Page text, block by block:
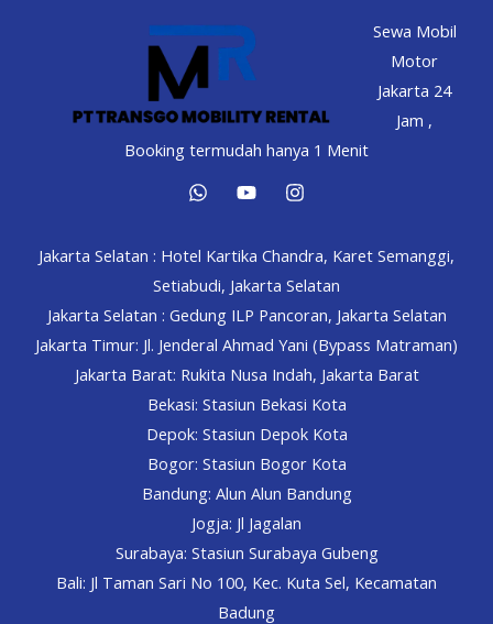
Sewa Mobil
Motor
Jakarta 24
Jam ,
Booking termudah hanya 1 Menit
Jakarta Selatan : Hotel Kartika Chandra, Karet Semanggi,
Setiabudi, Jakarta Selatan
Jakarta Selatan : Gedung ILP Pancoran, Jakarta Selatan
Jakarta Timur: Jl. Jenderal Ahmad Yani (Bypass Matraman)
Jakarta Barat: Rukita Nusa Indah, Jakarta Barat
Bekasi: Stasiun Bekasi Kota
Depok: Stasiun Depok Kota
Bogor: Stasiun Bogor Kota
Bandung: Alun Alun Bandung
Jogja: Jl Jagalan
Surabaya: Stasiun Surabaya Gubeng
Bali: Jl Taman Sari No 100, Kec. Kuta Sel, Kecamatan
Badung